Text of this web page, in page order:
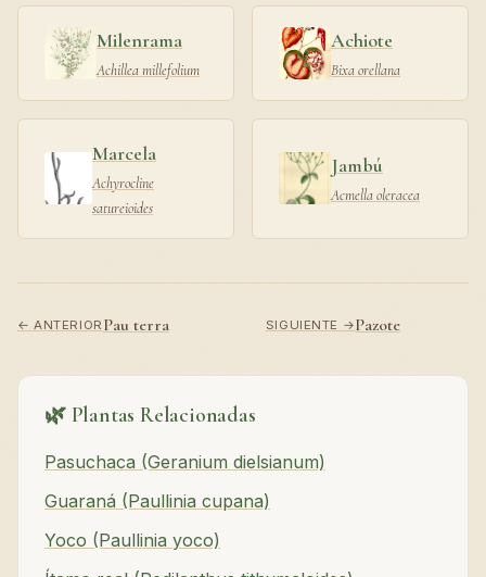
Milenrama
Achillea millefolium
Achiote
Bixa orellana
Marcela
Achyrocline
satureioides
Jambú
Acmella oleracea
← ANTERIOR Pau terra SIGUIENTE →Pazote
🌿 Plantas Relacionadas
Pasuchaca (Geranium dielsianum)
Guaraná (Paullinia cupana)
Yoco (Paullinia yoco)